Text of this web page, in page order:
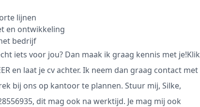
lijnen
en ontwikkeling
bedrijf
iets voor jou? Dan maak ik graag kennis met je!Klik
en laat je cv achter. Ik neem dan graag contact met
bij ons op kantoor te plannen. Stuur mij, Silke,
dit mag ook na werktijd. Je mag mij ook